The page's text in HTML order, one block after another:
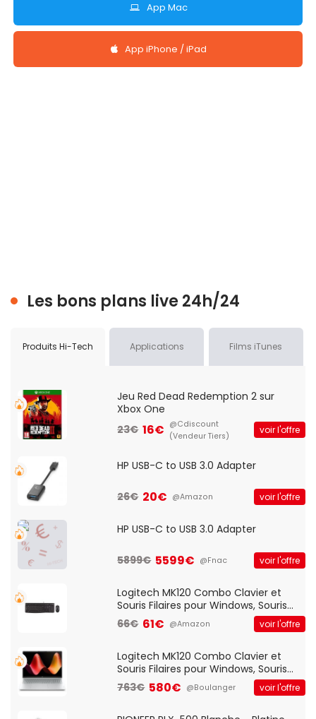
App Mac
App iPhone / iPad
Les bons plans live 24h/24
Produits Hi-Tech Applications Films iTunes
Jeu Red Dead Redemption 2 sur
Xbox One
23€ 16€ @Cdiscount
(Vendeur Tiers)
voir l'offre
HP USB-C to USB 3.0 Adapter
26€ 20€ @Amazon voir l'offre
HP USB-C to USB 3.0 Adapter
5899€ 5599€ @Fnac voir l'offre
Logitech MK120 Combo Clavier et
Souris Filaires pour Windows, Souris
Optique Filaire, Connexion USB Plug
And Play, Confortable, Taille
QWERTY UK - Noir
66€ 61€ @Amazon voir l'offre
Logitech MK120 Combo Clavier et
Souris Filaires pour Windows, Souris
Optique Filaire, Connexion USB Plug
And Play, Confortable, Taille
763€ 580€ @Boulanger voir l'offre